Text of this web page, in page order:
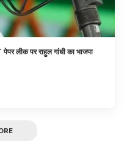
लीक पर राहुल गांधी का भाजपा